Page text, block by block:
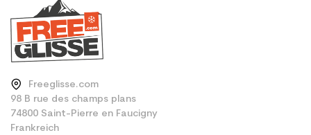
Freeglisse.com
98 B rue des champs plans
74800 Saint-Pierre en Faucigny
Frankreich